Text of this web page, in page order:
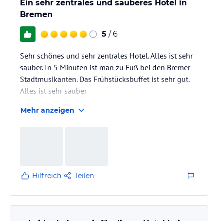
Ein sehr zentrales und sauberes Hotel in
Bremen
5 / 6
Sehr schönes und sehr zentrales Hotel. Alles ist sehr
sauber. In 5 Minuten ist man zu Fuß bei den Bremer
Stadtmusikanten. Das Frühstücksbuffet ist sehr gut.
Alles ist sehr sauber
Mehr anzeigen
Hilfreich Teilen